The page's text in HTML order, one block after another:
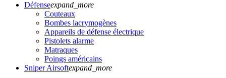
Défenseexpand_more
Couteaux
Bombes lacrymogènes
Appareils de défense électrique
Pistolets alarme
Matraques
Poings américains
Sniper Airsoftexpand_more